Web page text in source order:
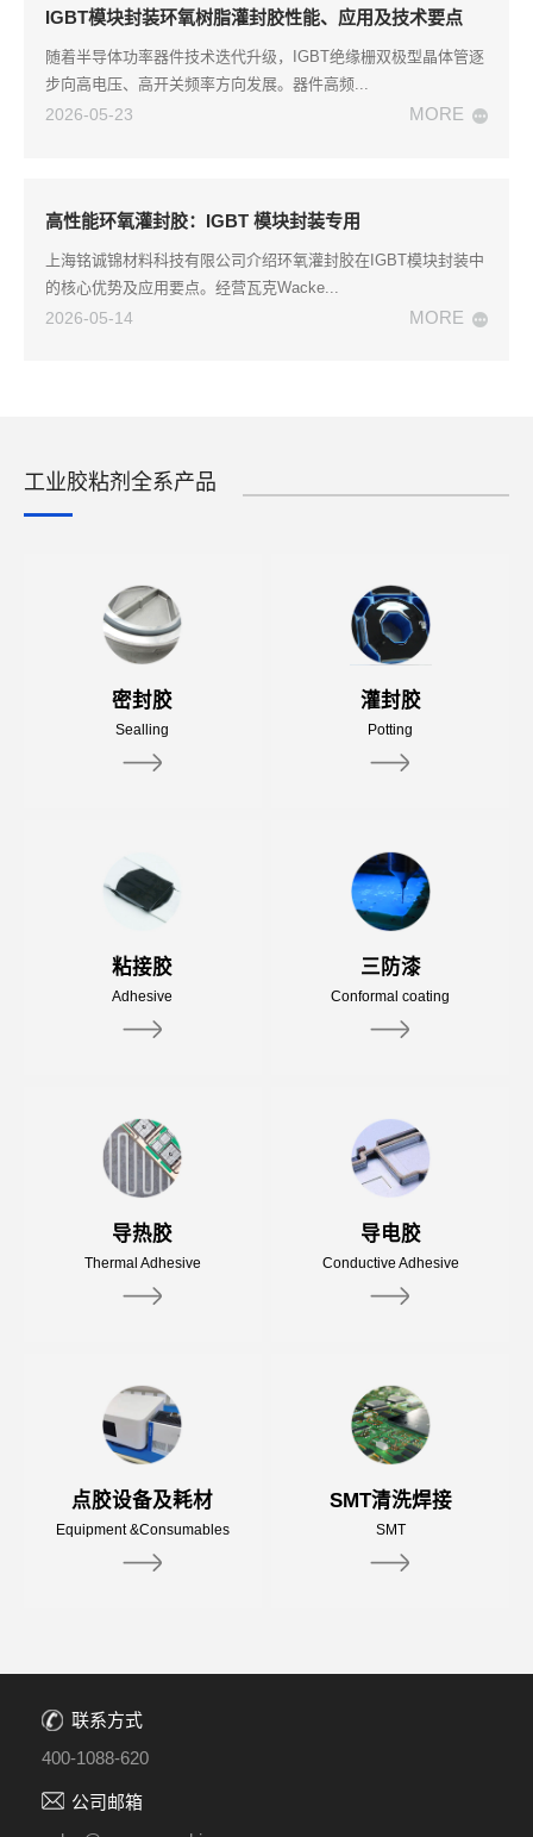
IGBT模块封装环氧树脂灌封胶性能、应用及技术要点
随着半导体功率器件技术迭代升级，IGBT绝缘栅双极型晶体管逐
步向高电压、高开关频率方向发展。器件高频...
2026-05-23
MORE
高性能环氧灌封胶：IGBT 模块封装专用
上海铭诚锦材料科技有限公司介绍环氧灌封胶在IGBT模块封装中
的核心优势及应用要点。经营瓦克Wacke...
2026-05-14
MORE
工业胶粘剂全系产品
密封胶
Sealling
灌封胶
Potting
粘接胶
Adhesive
三防漆
Conformal coating
导热胶
Thermal Adhesive
导电胶
Conductive Adhesive
点胶设备及耗材
Equipment &Consumables
SMT清洗焊接
SMT
联系方式
400-1088-620
公司邮箱